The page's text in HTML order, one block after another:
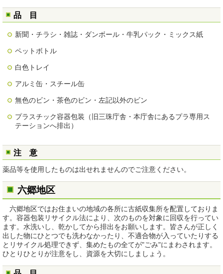
品 目
新聞・チラシ・雑誌・ダンボール・牛乳パック・ミックス紙
ペットボトル
白色トレイ
アルミ缶・スチール缶
無色のビン・茶色のビン・左記以外のビン
プラスチック容器包装（旧三珠庁舎・本庁舎にあるプラ専用ス
テーションへ排出）
注 意
薬品等を使用したものは出せれませんのでご注意ください。
六郷地区
六郷地区ではお住まいの地域の各所に古紙収集所を配置しておりま
す。容器包装リサイクル法により、次のものを対象に回収を行ってい
ます。水洗いし、乾かしてから排出をお願いします。皆さんが正しく
出した物にひとつでも洗わなかったり、不適合物が入っていたりする
とリサイクル処理できず、集めたもの全てが"ごみ"にまわされます。
ひとりひとりが注意をし、資源を大切にしましょう。